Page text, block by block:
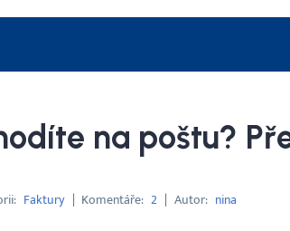
na poštu?
Faktury Komentáře 2 Autor nina